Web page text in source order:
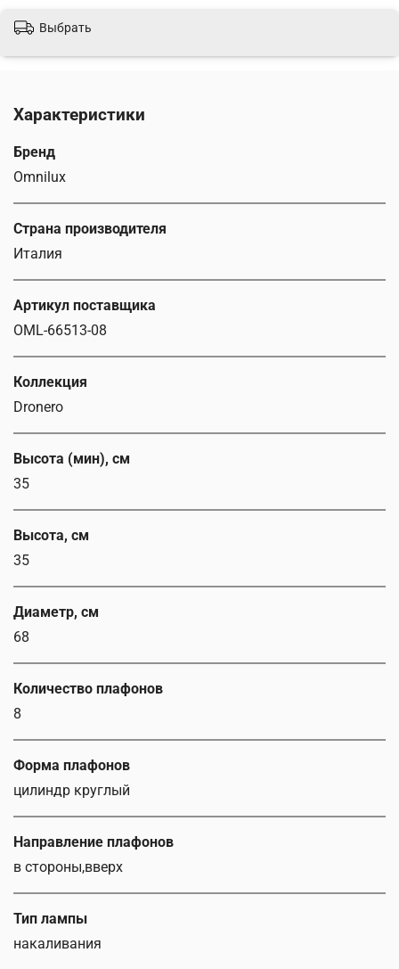
Выбрать
Характеристики
Бренд
Omnilux
Страна производителя
Италия
Артикул поставщика
OML-66513-08
Коллекция
Dronero
Высота (мин), см
35
Высота, см
35
Диаметр, см
68
Количество плафонов
8
Форма плафонов
цилиндр круглый
Направление плафонов
в стороны,вверх
Тип лампы
накаливания